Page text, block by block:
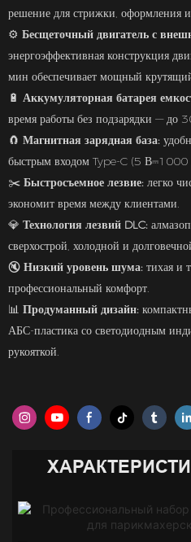
решение для стрижки, оформления
⚙️ Бесщеточный двигатель с
энергоэффективная конструкция
мин обеспечивает мощный
🔋 Аккумуляторная батарея
время работы без подзарядки — до
🧲 Магнитная зарядная база:
быстрым входом Type-C (5
✂️ Быстросъемное лезвие: легко
экономит время между клиентами.
💎 Технология лезвий DLC:
сверхострой, холодной и
🔇 Низкий уровень шума: тихая и
профессиональный комфорт.
📊 Продуманный дизайн:
АБС-пластика со светодиодным
рукояткой.